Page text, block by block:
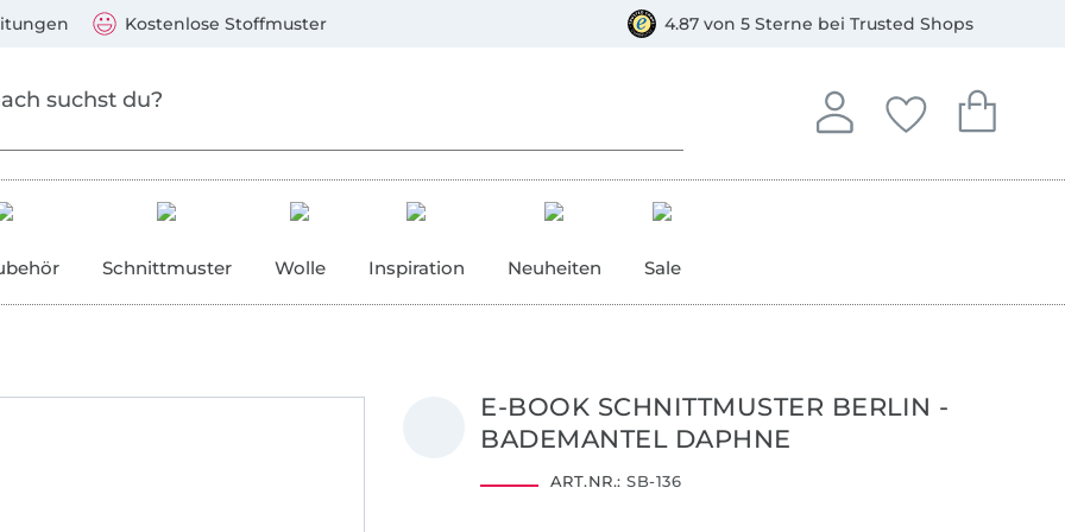
Kostenlose Stoffmuster 4.87 von 5 Sterne bei Trusted Shops
Anmelden
In deinem Konto
Deine
Du hast keine
Dein
Du hast
Schnittmuster Wolle Inspiration Neuheiten Sale
E-BOOK SCHNITTMUSTER BERLIN -
BADEMANTEL DAPHNE
ART.NR.: SB-136
Mastercard, PayPal, Giropay, Kauf auf Rechnung, Vorkasse